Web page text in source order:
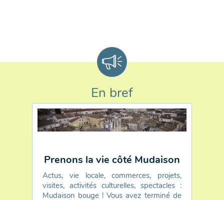
En bref
Prenons la vie côté Mudaison
Actus, vie locale, commerces, projets,
visites, activités culturelles, spectacles :
Mudaison bouge ! Vous avez terminé de